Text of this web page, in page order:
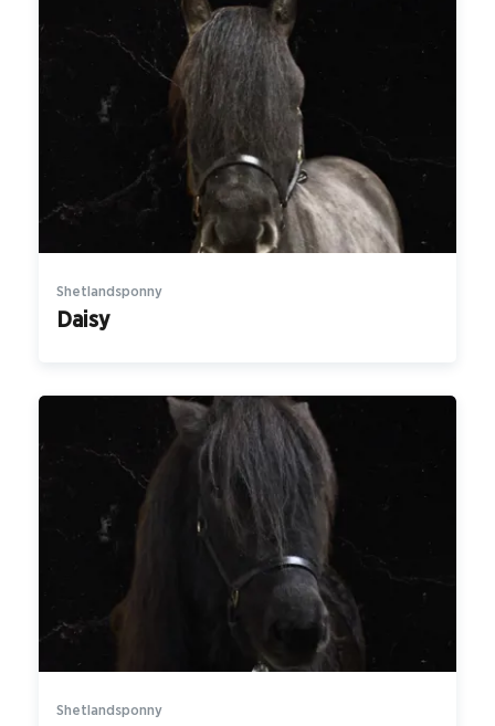
Shetlandsponny
Daisy
Shetlandsponny